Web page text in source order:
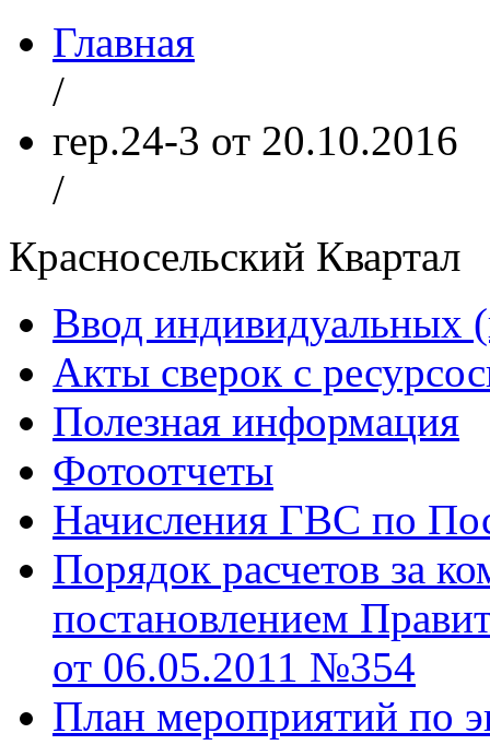
Главная
/
гер.24-3 от 20.10.2016
/
Красносельский Квартал
Ввод индивидуальных
Акты сверок с
Полезная информация
Фотоотчеты
Начисления ГВС по
Порядок расчетов за
постановлением
от 06.05.2011 №354
План мероприятий по